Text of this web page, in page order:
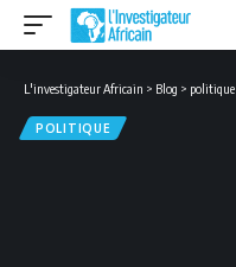
L'investigateur Africain > Blog > politique
POLITIQUE